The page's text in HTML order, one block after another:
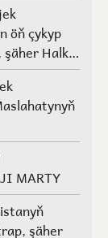
öň çykyp
Halk
ýerine
MARTY
şäher